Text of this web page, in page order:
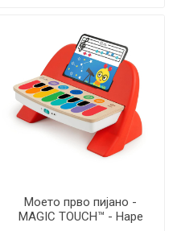
Моето прво пијано -
MAGIC TOUCH™ - Hape